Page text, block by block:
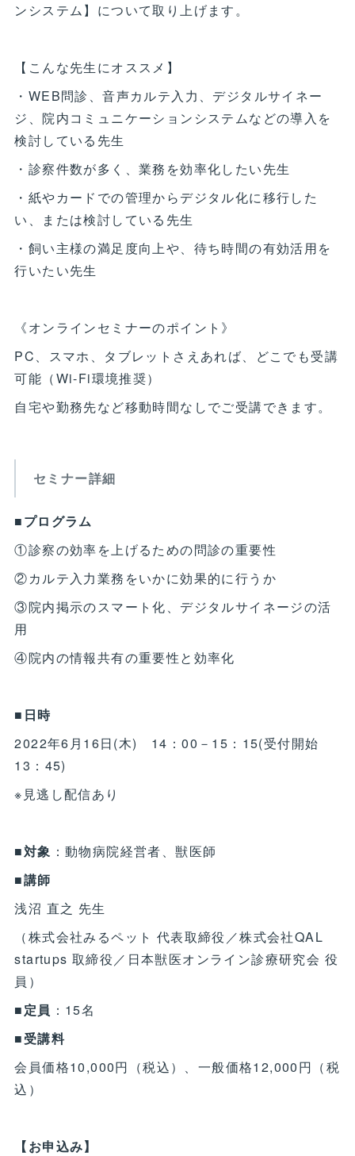
ンシステム】について取り上げます。
【こんな先生にオススメ】
・WEB問診、音声カルテ入力、デジタルサイネー
ジ、院内コミュニケーションシステムなどの導入を
検討している先生
・診察件数が多く、業務を効率化したい先生
・紙やカードでの管理からデジタル化に移行した
い、または検討している先生
・飼い主様の満足度向上や、待ち時間の有効活用を
行いたい先生
《オンラインセミナーのポイント》
PC、スマホ、タブレットさえあれば、どこでも受講
可能（Wi-Fi環境推奨）
自宅や勤務先など移動時間なしでご受講できます。
セミナー詳細
■プログラム
①診察の効率を上げるための問診の重要性
②カルテ入力業務をいかに効果的に行うか
③院内掲示のスマート化、デジタルサイネージの活
用
④院内の情報共有の重要性と効率化
■日時
2022年6月16日(木) 14：00－15：15(受付開始
13：45)
※見逃し配信あり
■対象 ：動物病院経営者、獣医師
■講師
浅沼 直之 先生
（株式会社みるペット 代表取締役／株式会社QAL
startups 取締役／日本獣医オンライン診療研究会 役
員）
■定員 ：15名
■受講料
会員価格10,000円（税込）、一般価格12,000円（税
込）
【お申込み】